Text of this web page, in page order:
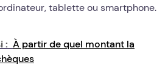
tablette ou smartphone.
: À partir de quel montant la